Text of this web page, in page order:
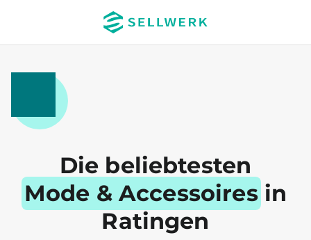
Die beliebtesten
Mode & Accessoiresin
Ratingen